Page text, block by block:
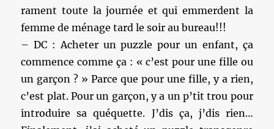
rament toute la journée et qui emmerdent la
femme de ménage tard le soir au bureau!!!
– DC : Acheter un puzzle pour un enfant, ça
commence comme ça : « c’est pour une fille ou
un garçon ? » Parce que pour une fille, y a rien,
c’est plat. Pour un garçon, y a un p’tit trou pour
introduire sa quéquette. J’dis ça, j’dis rien…